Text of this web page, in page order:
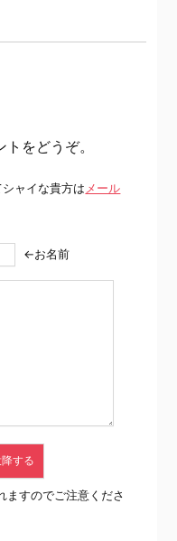
をどうぞ。
ャイな貴方は メール
←お名前
ますのでご注意くださ